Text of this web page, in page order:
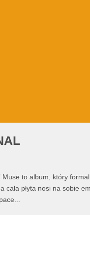
to album, który
płyta nosi na sobie